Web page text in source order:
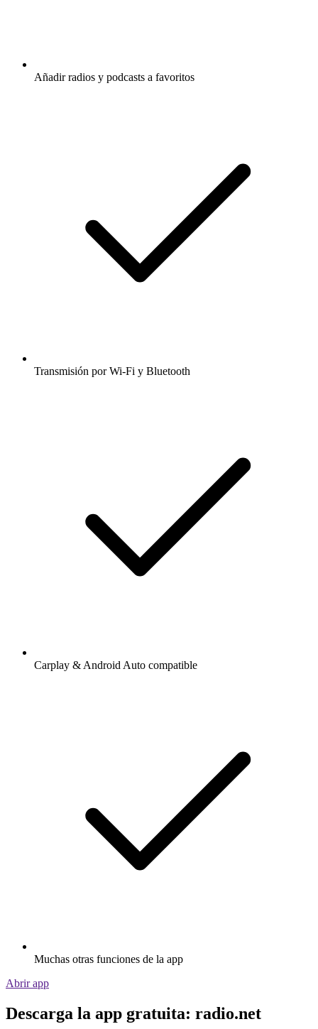
Añadir radios y podcasts a favoritos
Transmisión por Wi-Fi y Bluetooth
Carplay & Android Auto compatible
Muchas otras funciones de la app
Abrir app
Descarga la app gratuita: radio.net